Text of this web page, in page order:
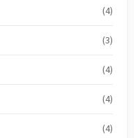
(4)
(3)
(4)
(4)
(4)